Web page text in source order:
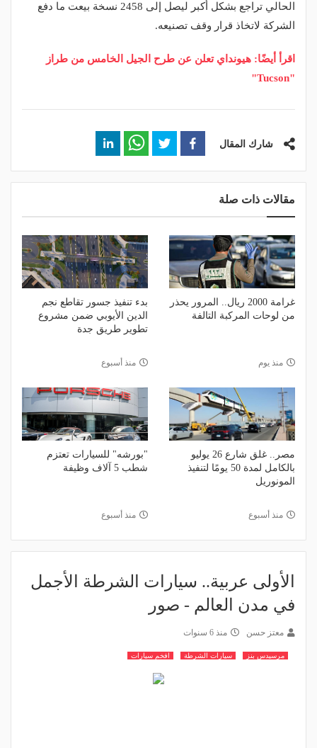
الحالي تراجع بشكل أكبر ليصل إلى 2458 نسخة بيعت ما دفع
الشركة لاتخاذ قرار وقف تصنيعه.
اقرأ أيضًا: هيونداي تعلن عن طرح الجيل الخامس من طراز
"Tucson"
شارك المقال
مقالات ذات صلة
غرامة 2000 ريال.. المرور يحذر
من لوحات المركبة التالفة
منذ يوم
بدء تنفيذ جسور تقاطع نجم
الدين الأيوبي ضمن مشروع
تطوير طريق جدة
منذ أسبوع
مصر.. غلق شارع 26 يوليو
بالكامل لمدة 50 يومًا لتنفيذ
المونوريل
منذ أسبوع
"بورشه" للسيارات تعتزم
شطب 5 آلاف وظيفة
منذ أسبوع
الأولى عربية.. سيارات الشرطة الأجمل
في مدن العالم - صور
معتز حسن منذ 6 سنوات
مرسيدس بنز سيارات الشرطة افخم سيارات